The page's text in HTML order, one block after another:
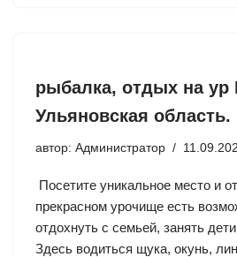
рыбалка, отдых на ур
Ульяновская область.
автор: Администратор
Посетите уникальное место и
прекрасном урочище есть
отдохнуть с семьей, занять
Здесь водиться щука, окунь,